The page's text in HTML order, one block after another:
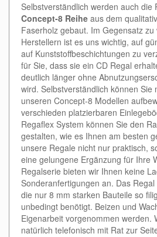
Selbstverständlich werden auch die
Concept-8 Reihe aus dem
Faserholz gebaut. Im Gegensatz
Herstellern ist es uns wichtig, auf
auf Kunststoffbeschichtungen zu
für Sie, dass sie ein CD Regal
deutlich länger ohne
wird. Selbstverständlich können Sie
unseren Concept-8 Modellen
verschieden platzierbaren
Regaflex System können Sie den
gestalten, wie es Ihnen am besten
unsere Regale nicht nur praktisch,
eine gelungene Ergänzung für Ihre
Regalserie bieten wir Ihnen keine
Sonderanfertigungen an. Das
die nur 8 mm starken Bauteile so
unbedingt benötigt. Beizen und
Eigenarbeit vorgenommen werden.
natürlich telefonisch mit Rat zur